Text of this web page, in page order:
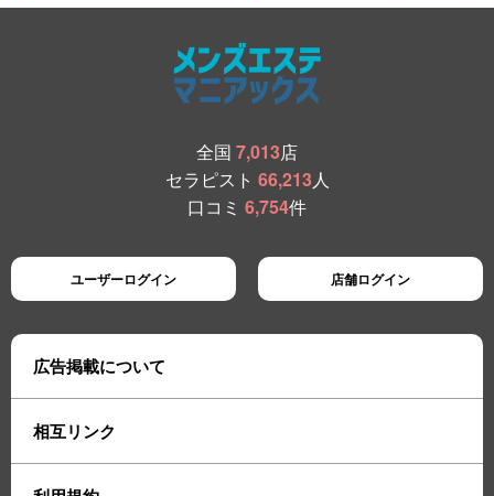
全国 7,013店
セラピスト 66,213人
口コミ 6,754件
ユーザーログイン 店舗ログイン
広告掲載について
相互リンク